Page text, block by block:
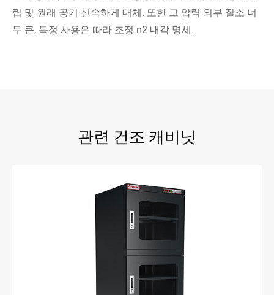
립 및 원래 공기 신속하게 대체. 또한 그 압력 외부 질소 너
무 큰, 특정 사용은 따라 조정 n2 내각 명세.
관련 건조 캐비닛